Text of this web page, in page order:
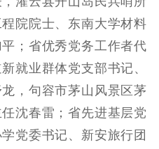
院院士、东南大学材料
；省优秀党务工作者代
就业群体党支部书记、
，句容市茅山风景区茅
沈春雷；省先进基层党
党委书记、新安旅行团